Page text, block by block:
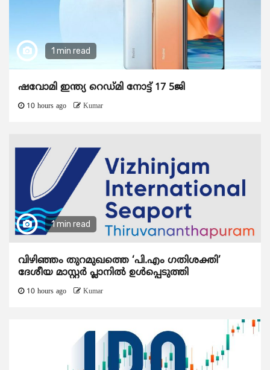
1 min read
ഷവോമി ഇന്ത്യ റെഡ്മി നോട്ട് 17 5ജി
10 hours ago Kumar
1 min read
വിഴിഞ്ഞം തുറമുഖത്തെ ‘പി.എം ഗതിശക്തി’
ദേശീയ മാസ്റ്റർ പ്ലാനിൽ ഉൾപ്പെടുത്തി
10 hours ago Kumar